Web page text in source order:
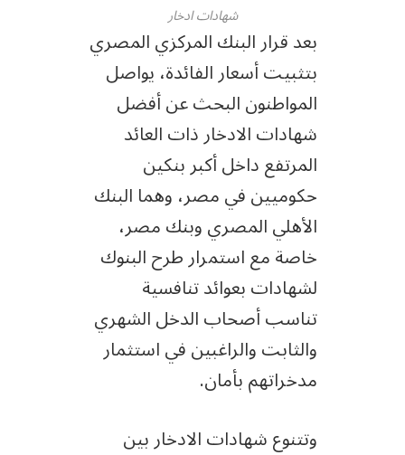
شهادات ادخار
بعد قرار البنك المركزي المصري
بتثبيت أسعار الفائدة، يواصل
المواطنون البحث عن أفضل
شهادات الادخار ذات العائد
المرتفع داخل أكبر بنكين
حكوميين في مصر، وهما البنك
الأهلي المصري وبنك مصر،
خاصة مع استمرار طرح البنوك
لشهادات بعوائد تنافسية
تناسب أصحاب الدخل الشهري
والثابت والراغبين في استثمار
مدخراتهم بأمان.
وتتنوع شهادات الادخار بين